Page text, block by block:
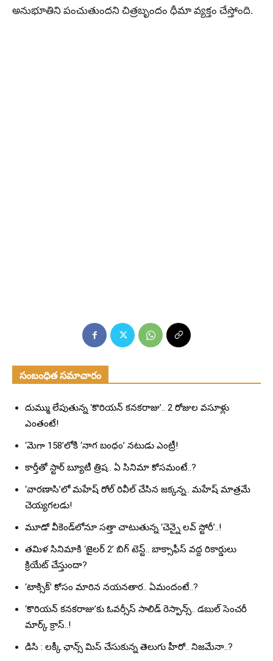
అనుభూతిని పంచుతుందని చిత్రబృందం ధీమా వ్యక్తం చేస్తోంది.
సంబంధిత సమాచారం
దుమ్ము లేపుతున్న ‘కొరియన్ కనకరాజు’.. 2 రోజుల వసూళ్లు
ఎంతంటే!
‘మెగా 158’లోకి ‘నాగ బంధం’ నటుడు ఎంట్రీ!
కార్తీతో స్టార్ బ్యూటీ త్రిష.. ఏ సినిమా కోసమంటే..?
‘వారణాసి’లో మహేష్ రోల్ రివీల్ చేసిన జక్కన్న.. మహేష్ మాత్రమే
చెయ్యగలడు!
మూడో వీకెండ్‌లోనూ సత్తా చాటుతున్న ‘చెన్నై లవ్ స్టోరీ’..!
తమిళ సినిమాకి ‘జైలర్ 2’ బిగ్ టెస్ట్.. బాక్సాఫీస్ వద్ద రికార్డులు
క్రియేట్ చేస్తుందా?
‘టాక్సిక్’ కోసం మారిన నయనతార.. ఏమందంటే..?
‘కొరియన్ కనకరాజు’కు ఓవర్సీస్ సాలిడ్ రెస్పాన్స్.. డబుల్ సెంచరీ
మార్క్ క్రాస్..!
డిసి : లక్కీ ఛాన్స్ మిస్ చేసుకున్న తెలుగు హీరో.. నిజమేనా..?